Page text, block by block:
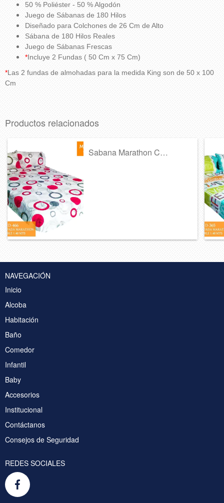
50 % Poliéster - 50 % Algodón
Juego de Sábanas de 180 Hilos
Diseñado para Colchones de 26 Cm de Alto
Sábana de 180 Hilos Reales
Juego de Sábanas Frescas
*Incluye 2 Fundas ( 50 Cm x 75 Cm)
*Las 2 fundas de almohadas para la medida King son de 50 x 100
Cm
Productos relacionados
Sabana Marathon Collection Ref A-367
NAVEGACIÓN
Inicio
Alcoba
Habitación
Baño
Comedor
Infantil
Baby
Accesorios
Institucional
Contáctanos
Consejos de Seguridad
REDES SOCIALES